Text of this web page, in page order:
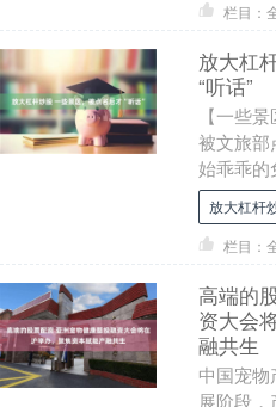
栏目：
放大杠
“听话”
【一些
被文旅部
始乖乖的
杠杆炒股
他们一....
放大杠杆
栏目：
高端的
资大会
融共生
中国宠
展阶段